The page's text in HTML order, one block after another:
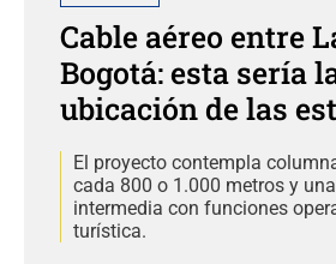
Cable aéreo entre
Bogotá: esta sería
ubicación de las
El proyecto contempla
cada 800 o 1.000 metros y
intermedia con funciones
turística.